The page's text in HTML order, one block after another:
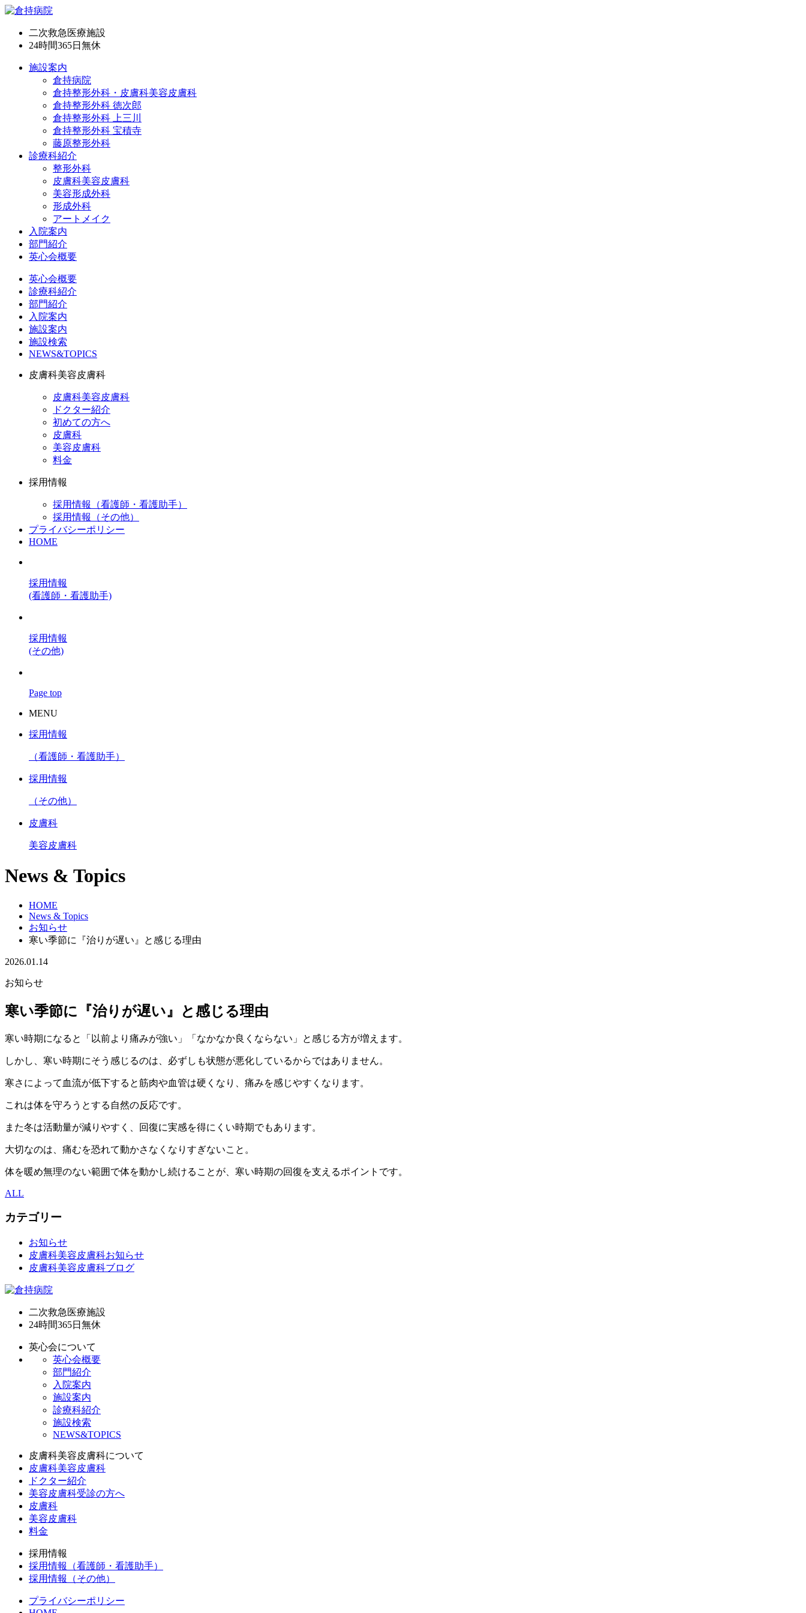
二次救急医療施設
24時間365日 無休
施設案内
倉持病院
倉持整形外科・皮膚科美容皮膚科
倉持整形外科 徳次郎
倉持整形外科 上三川
倉持整形外科 宝積寺
藤原整形外科
診療科紹介
整形外科
皮膚科美容皮膚科
美容形成外科
形成外科
アートメイク
入院案内
部門紹介
英心会概要
英心会概要
診療科紹介
部門紹介
入院案内
施設案内
施設検索
NEWS&TOPICS
皮膚科美容皮膚科
皮膚科美容皮膚科
ドクター紹介
初めての方へ
皮膚科
美容皮膚科
料金
採用情報
採用情報（看護師・看護助手）
採用情報（その他）
プライバシーポリシー
HOME
採用情報
(看護師・看護助手)
採用情報
(その他)
Page top
MENU
採用情報
（看護師・看護助手）
採用情報
（その他）
皮膚科
美容皮膚科
News & Topics
HOME
News & Topics
お知らせ
寒い季節に『治りが遅い』と感じる理由
2026.01.14
お知らせ
寒い季節に『治りが遅い』と感じる理由
寒い時期になると「以前より痛みが強い」「なかなか良くならない」と感じる方が増えます。
しかし、寒い時期にそう感じるのは、必ずしも状態が悪化しているからではありません。
寒さによって血流が低下すると筋肉や血管は硬くなり、痛みを感じやすくなります。
これは体を守ろうとする自然の反応です。
また冬は活動量が減りやすく、回復に実感を得にくい時期でもあります。
大切なのは、痛むを恐れて動かさなくなりすぎないこと。
体を暖め無理のない範囲で体を動かし続けることが、寒い時期の回復を支えるポイントです。
ALL
カテゴリー
お知らせ
皮膚科美容皮膚科お知らせ
皮膚科美容皮膚科ブログ
二次救急医療施設
24時間365日 無休
英心会について
英心会概要
部門紹介
入院案内
施設案内
診療科紹介
施設検索
NEWS&TOPICS
皮膚科美容皮膚科について
皮膚科美容皮膚科
ドクター紹介
美容皮膚科受診の方へ
皮膚科
美容皮膚科
料金
採用情報
採用情報（看護師・看護助手）
採用情報（その他）
プライバシーポリシー